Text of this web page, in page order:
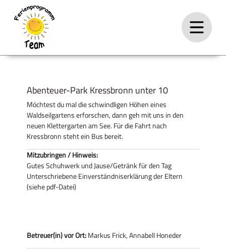
Abenteuer-Park Kressbronn unter 10
Möchtest du mal die schwindligen Höhen eines
Waldseilgartens erforschen, dann geh mit uns in den
neuen Klettergarten am See. Für die Fahrt nach
Kressbronn steht ein Bus bereit.
Mitzubringen / Hinweis:
Gutes Schuhwerk und Jause/Getränk für den Tag
Unterschriebene Einverständniserklärung der Eltern
(siehe pdf-Datei)
Betreuer(in) vor Ort:Markus Frick, Annabell Honeder